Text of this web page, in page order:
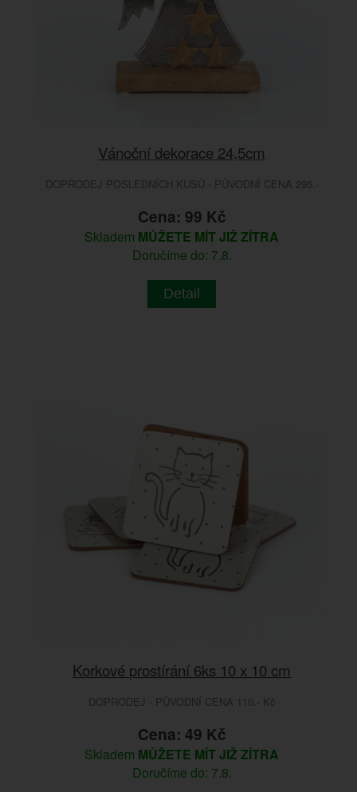
Vánoční dekorace 24,5cm
DOPRODEJ POSLEDNÍCH KUSŮ - PŮVODNÍ CENA 295.-
Cena: 99 Kč
Skladem MŮŽETE MÍT JIŽ ZÍTRA
Doručíme do: 7.8.
Detail
Korkové prostírání 6ks 10 x 10 cm
DOPRODEJ - PŮVODNÍ CENA 110.- Kč
Cena: 49 Kč
Skladem MŮŽETE MÍT JIŽ ZÍTRA
Doručíme do: 7.8.